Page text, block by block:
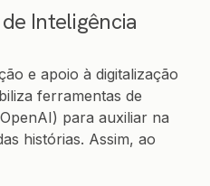
Inteligência
e apoio à digitalização
ferramentas de
para auxiliar na
histórias. Assim, ao